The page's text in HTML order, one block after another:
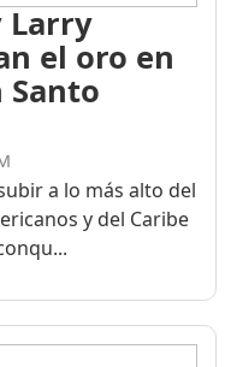
Larry
el oro en
a lo más alto del
y del Caribe